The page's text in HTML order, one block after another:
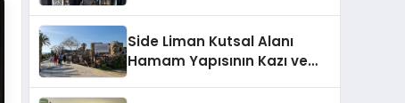
Side Liman Kutsal Alanı
Hamam Yapısının Kazı ve